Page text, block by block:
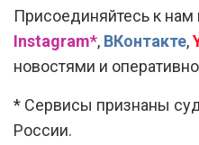
Присоединяйтесь к нам
Instagram*, ВКонтакте,
новостями и
* Сервисы признаны
России.